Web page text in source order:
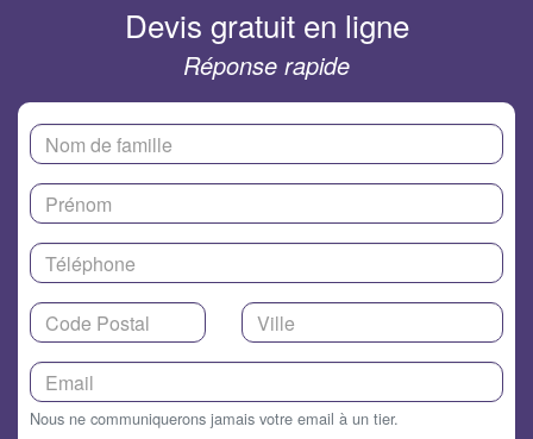
Devis gratuit en ligne
Réponse rapide
Nous ne communiquerons jamais votre email à un tier.